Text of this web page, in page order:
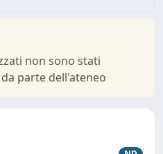
non sono stati
parte dell'ateneo